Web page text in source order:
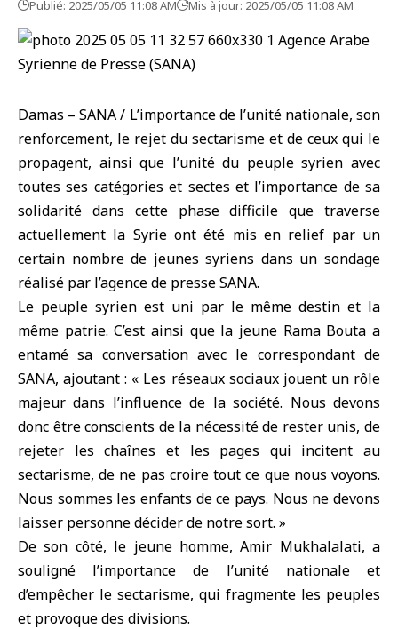
Publié: 2025/05/05 11:08 AM Mis à jour: 2025/05/05 11:08 AM
Damas – SANA / L’importance de l’unité nationale, son
renforcement, le rejet du sectarisme et de ceux qui le
propagent, ainsi que l’unité du peuple syrien avec
toutes ses catégories et sectes et l’importance de sa
solidarité dans cette phase difficile que traverse
actuellement la Syrie ont été mis en relief par un
certain nombre de jeunes syriens dans un sondage
réalisé par l’agence de presse SANA.
Le peuple syrien est uni par le même destin et la
même patrie. C’est ainsi que la jeune Rama Bouta a
entamé sa conversation avec le correspondant de
SANA, ajoutant : « Les réseaux sociaux jouent un rôle
majeur dans l’influence de la société. Nous devons
donc être conscients de la nécessité de rester unis, de
rejeter les chaînes et les pages qui incitent au
sectarisme, de ne pas croire tout ce que nous voyons.
Nous sommes les enfants de ce pays. Nous ne devons
laisser personne décider de notre sort. »
De son côté, le jeune homme, Amir Mukhalalati, a
souligné l’importance de l’unité nationale et
d’empêcher le sectarisme, qui fragmente les peuples
et provoque des divisions.